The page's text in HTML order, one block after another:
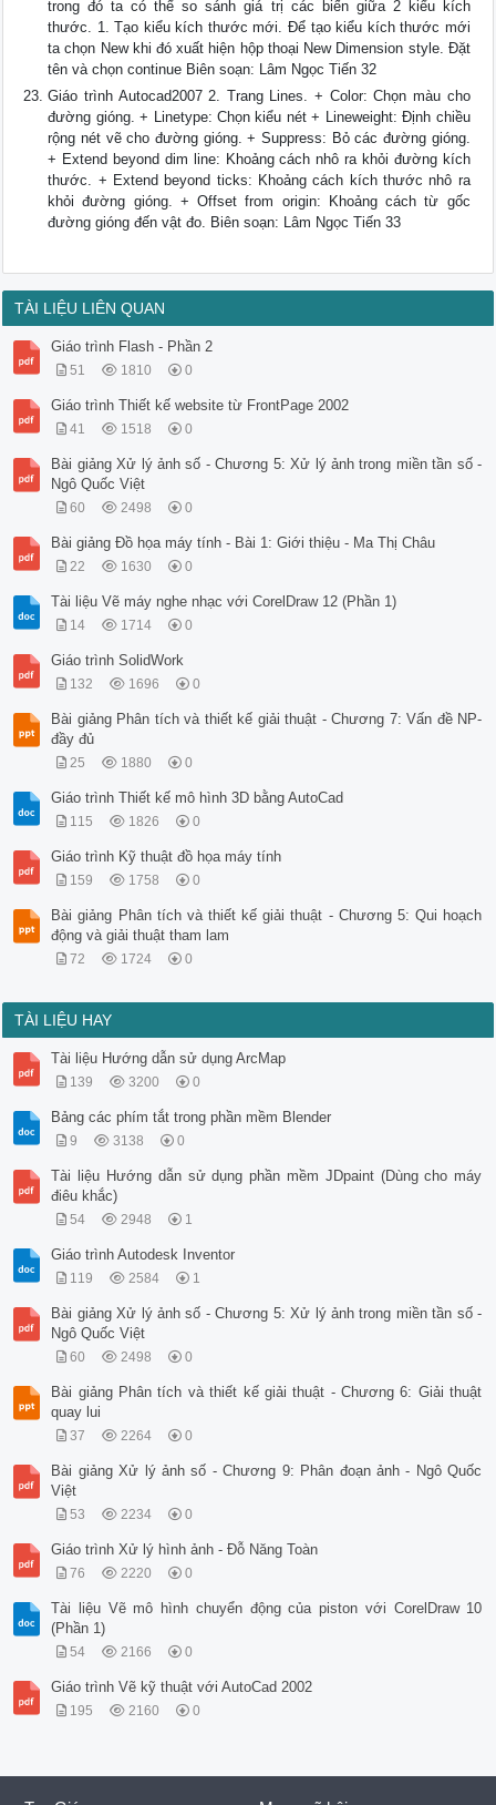
trong đó ta có thể so sánh giá trị các biến giữa 2 kiểu kích
thước. 1. Tạo kiểu kích thước mới. Để tạo kiểu kích thước mới
ta chọn New khi đó xuất hiện hộp thoại New Dimension style. Đặt
tên và chọn continue Biên soạn: Lâm Ngọc Tiến 32
Giáo trình Autocad2007 2. Trang Lines. + Color: Chọn màu cho
đường gióng. + Linetype: Chọn kiểu nét + Lineweight: Định chiều
rộng nét vẽ cho đường gióng. + Suppress: Bỏ các đường gióng.
+ Extend beyond dim line: Khoảng cách nhô ra khỏi đường kích
thước. + Extend beyond ticks: Khoảng cách kích thước nhô ra
khỏi đường gióng. + Offset from origin: Khoảng cách từ gốc
đường gióng đến vật đo. Biên soạn: Lâm Ngọc Tiến 33
TÀI LIỆU LIÊN QUAN
Giáo trình Flash - Phần 2
51 1810 0
Giáo trình Thiết kế website từ FrontPage 2002
41 1518 0
Bài giảng Xử lý ảnh số - Chương 5: Xử lý ảnh trong miền tần số -
Ngô Quốc Việt
60 2498 0
Bài giảng Đồ họa máy tính - Bài 1: Giới thiệu - Ma Thị Châu
22 1630 0
Tài liệu Vẽ máy nghe nhạc với CorelDraw 12 (Phần 1)
14 1714 0
Giáo trình SolidWork
132 1696 0
Bài giảng Phân tích và thiết kế giải thuật - Chương 7: Vấn đề NP-
đầy đủ
25 1880 0
Giáo trình Thiết kế mô hình 3D bằng AutoCad
115 1826 0
Giáo trình Kỹ thuật đồ họa máy tính
159 1758 0
Bài giảng Phân tích và thiết kế giải thuật - Chương 5: Qui hoạch
động và giải thuật tham lam
72 1724 0
TÀI LIỆU HAY
Tài liệu Hướng dẫn sử dụng ArcMap
139 3200 0
Bảng các phím tắt trong phần mềm Blender
9 3138 0
Tài liệu Hướng dẫn sử dụng phần mềm JDpaint (Dùng cho máy
điêu khắc)
54 2948 1
Giáo trình Autodesk Inventor
119 2584 1
Bài giảng Xử lý ảnh số - Chương 5: Xử lý ảnh trong miền tần số -
Ngô Quốc Việt
60 2498 0
Bài giảng Phân tích và thiết kế giải thuật - Chương 6: Giải thuật
quay lui
37 2264 0
Bài giảng Xử lý ảnh số - Chương 9: Phân đoạn ảnh - Ngô Quốc
Việt
53 2234 0
Giáo trình Xử lý hình ảnh - Đỗ Năng Toàn
76 2220 0
Tài liệu Vẽ mô hình chuyển động của piston với CorelDraw 10
(Phần 1)
54 2166 0
Giáo trình Vẽ kỹ thuật với AutoCad 2002
195 2160 0